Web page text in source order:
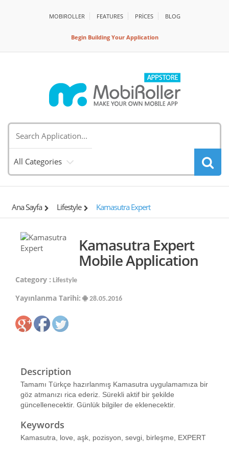
MOBIROLLER FEATURES PRİCES BLOG
Begin Building Your Application
All Categories
Ana Sayfa Lifestyle Kamasutra Expert
Kamasutra Expert
Mobile Application
Category : Lifestyle
Yayınlanma Tarihi: 28.05.2016
Description
Tamamı Türkçe hazırlanmış Kamasutra uygulamamıza bir
göz atmanızı rica ederiz. Sürekli aktif bir şekilde
güncellenecektir. Günlük bilgiler de eklenecektir.
Keywords
Kamasutra, love, aşk, pozisyon, sevgi, birleşme, EXPERT